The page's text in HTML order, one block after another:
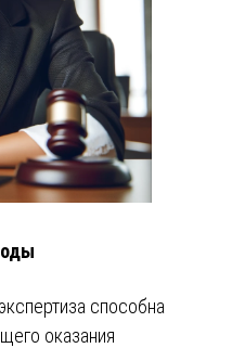
способна
оказания